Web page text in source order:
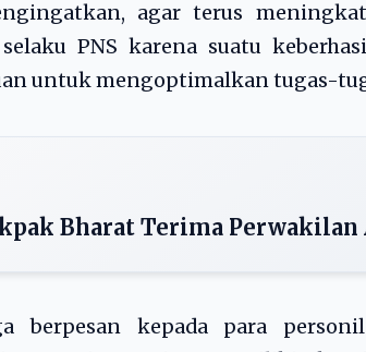
agar terus
PNS karena suatu
untuk mengoptimalkan tugas-
Bharat Terima Perwakilan
berpesan kepada para